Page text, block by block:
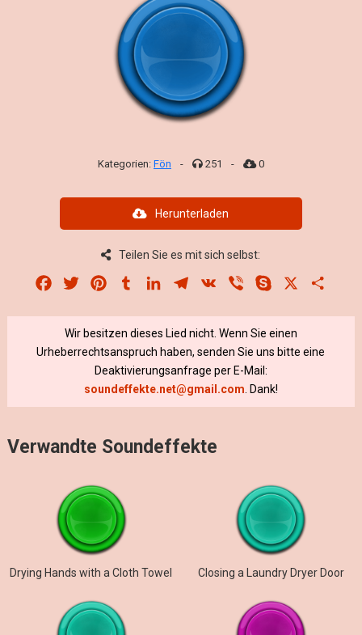
Kategorien: Fön - 251 - 0
Herunterladen
Teilen Sie es mit sich selbst:
Facebook
Twitter PinterestTumblrLinkedInTelegram
VK Viber Skype
Wir besitzen dieses Lied nicht. Wenn Sie einen
Urheberrechtsanspruch haben, senden Sie uns bitte eine
Deaktivierungsanfrage per E-Mail:
soundeffekte.net@gmail.com . Dank!
Verwandte Soundeffekte
Drying Hands with a Cloth Towel Closing a Laundry Dryer Door